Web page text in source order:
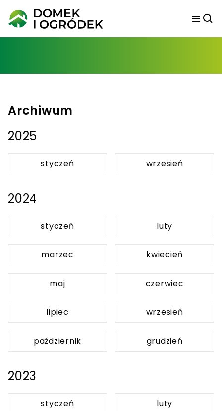
Archiwum
2025
styczeń wrzesień
2024
styczeń luty
marzec kwiecień
maj czerwiec
lipiec wrzesień
październik grudzień
2023
styczeń luty